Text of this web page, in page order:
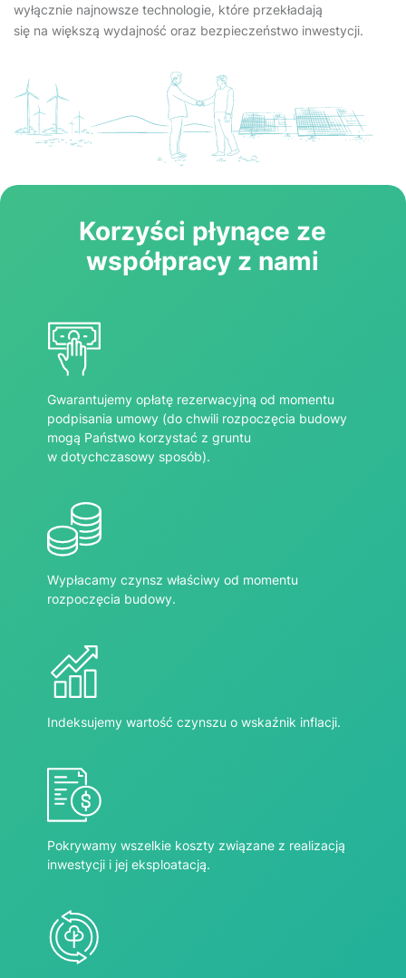
wyłącznie najnowsze technologie, które przekładają
się na większą wydajność oraz bezpieczeństwo inwestycji.
Korzyści płynące ze
współpracy z nami
Gwarantujemy opłatę rezerwacyjną od momentu
podpisania umowy (do chwili rozpoczęcia budowy
mogą Państwo korzystać z gruntu
w dotychczasowy sposób).
Wypłacamy czynsz właściwy od momentu
rozpoczęcia budowy.
Indeksujemy wartość czynszu o wskaźnik inflacji.
Pokrywamy wszelkie koszty związane z realizacją
inwestycji i jej eksploatacją.